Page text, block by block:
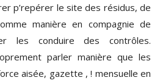
p’repérer le site des résidus, de
manière en compagnie de
les conduire des contrôles.
parler manière que les
aisée, gazette , ! mensuelle en